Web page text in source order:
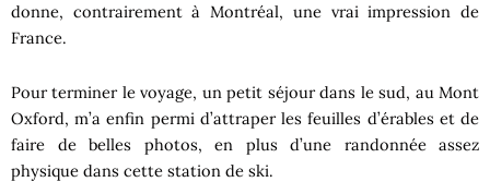
donne, contrairement à Montréal, une vrai impression de
France.
Pour terminer le voyage, un petit séjour dans le sud, au Mont
Oxford, m’a enfin permi d’attraper les feuilles d’érables et de
faire de belles photos, en plus d’une randonnée assez
physique dans cette station de ski.